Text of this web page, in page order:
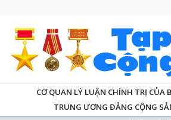
CƠ QUAN LÝ LUẬN CHÍNH TRỊ CỦA
TRUNG ƯƠNG ĐẢNG CỘNG